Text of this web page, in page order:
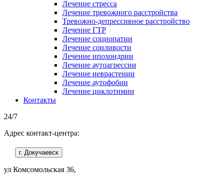
Лечение стресса
Лечение тревожного расстройства
Тревожно-депрессивное расстройство
Лечение ГТР
Лечение социопатии
Лечение сонливости
Лечение ипохондрии
Лечение аутоагрессии
Лечение неврастении
Лечение аутофобии
Лечение циклотимии
Контакты
24/7
Адрес контакт-центра:
г. Докучаевск
ул Комсомольская 36,